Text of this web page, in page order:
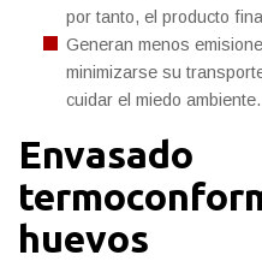
por tanto, el producto
Generan menos
minimizarse su
cuidar el miedo ambiente.
Envasado
huevos